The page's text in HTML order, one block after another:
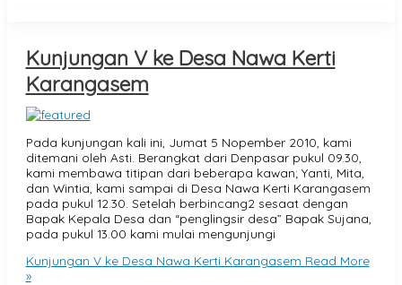
Kunjungan V ke Desa Nawa Kerti
Karangasem
Pada kunjungan kali ini, Jumat 5 Nopember 2010, kami
ditemani oleh Asti. Berangkat dari Denpasar pukul 09.30,
kami membawa titipan dari beberapa kawan; Yanti, Mita,
dan Wintia, kami sampai di Desa Nawa Kerti Karangasem
pada pukul 12.30. Setelah berbincang2 sesaat dengan
Bapak Kepala Desa dan “penglingsir desa” Bapak Sujana,
pada pukul 13.00 kami mulai mengunjungi
Kunjungan V ke Desa Nawa Kerti Karangasem Read More
»